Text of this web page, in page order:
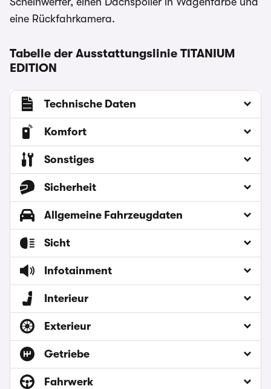
eine Rückfahrkamera.
Tabelle der Ausstattungslinie TITANIUM
EDITION
Technische Daten
Komfort
Sonstiges
Sicherheit
Allgemeine Fahrzeugdaten
Sicht
Infotainment
Interieur
Exterieur
Getriebe
Fahrwerk